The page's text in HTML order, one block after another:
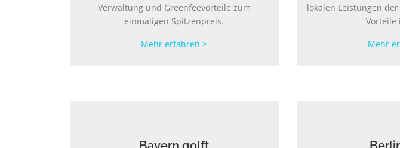
Verwaltung und Greenfeevorteile zum
einmaligen Spitzenpreis.
Mehr erfahren >
lokalen Leistungen
Vorteile
Mehr